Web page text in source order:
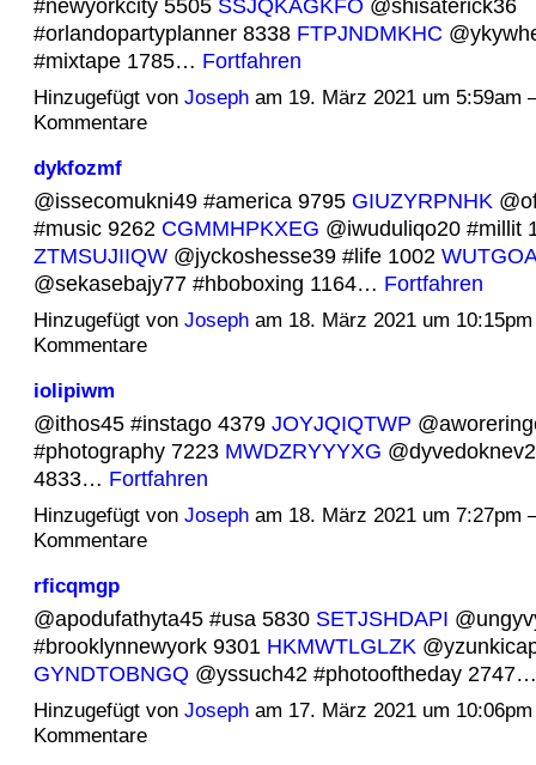
#newyorkcity 5505 SSJQKAGKFO @shisaterick36
#orlandopartyplanner 8338 FTPJNDMKHC
#mixtape 1785… Fortfahren
Hinzugefügt von Josepham 19. März 2021 um 5:59am
Kommentare
dykfozmf
@issecomukni49 #america 9795 GIUZYRPNHK
#music 9262 CGMMHPKXEG @iwuduliqo20 #millit
ZTMSUJIIQW@jyckoshesse39 #life 1002
@sekasebajy77 #hboboxing 1164… Fortfahren
Hinzugefügt von Josepham 18. März 2021 um
Kommentare
iolipiwm
@ithos45 #instago 4379 JOYJQIQTWP
#photography 7223 MWDZRYYYXG
4833… Fortfahren
Hinzugefügt von Josepham 18. März 2021 um 7:27pm
Kommentare
rficqmgp
@apodufathyta45 #usa 5830 SETJSHDAPI
#brooklynnewyork 9301 HKMWTLGLZK
GYNDTOBNGQ@yssuch42 #photooftheday
Hinzugefügt von Josepham 17. März 2021 um
Kommentare